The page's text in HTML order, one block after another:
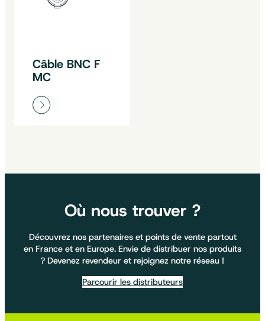
Câble BNC F
MC
Où nous trouver ?
Découvrez nos partenaires et points de vente partout
en France et en Europe. Envie de distribuer nos produits
? Devenez revendeur et rejoignez notre réseau !
Parcourir les distributeurs